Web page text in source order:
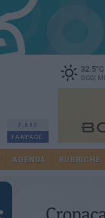
7.517
FANPAGE
32.5°C
OGGI
AGENDA RUBRICHE